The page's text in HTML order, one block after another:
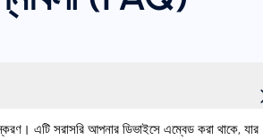
এটি সরাসরি আপনার ডিভাইসে এম্বেড করা থাকে, যার